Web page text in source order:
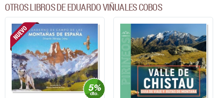
OTROS LIBROS DE EDUARDO VIÑUALES COBOS